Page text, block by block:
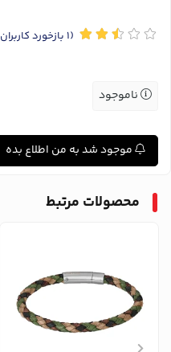
(1 بازخورد کاربران
ناموجود
موجود شد به من اطلاع بده
محصولات مرتبط